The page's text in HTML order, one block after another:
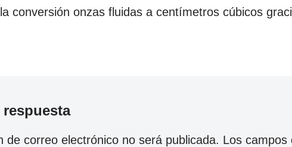
conversión onzas fluidas a centímetros cúbicos
respuesta
de correo electrónico no será publicada. Los campos